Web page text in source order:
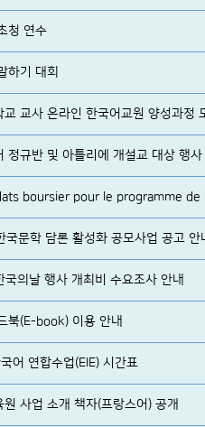
청 연수
하기 대회
교사 온라인 한국어교원 양성과정
문학 담론 활성화 공모사업 공고 안
의날 행사 개최비 수요조사 안내
북(E-book) 이용 안내
어 연합수업(EIE) 시간표
원 사업 소개 책자(프랑스어) 공개